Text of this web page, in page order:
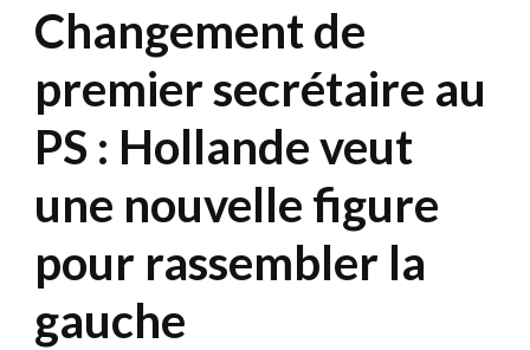
Changement de
premier secrétaire au
PS : Hollande veut
une nouvelle figure
pour rassembler la
gauche